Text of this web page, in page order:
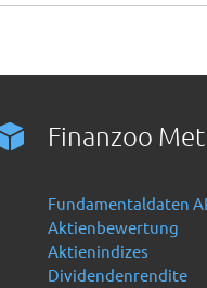
Finanzoo
Fundamentaldaten
Aktienbewertung
Aktienindizes
Dividendenrendite